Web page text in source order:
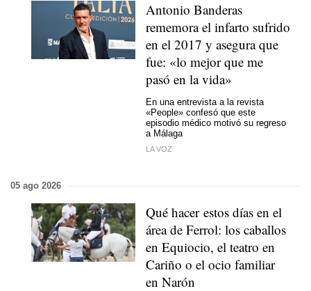
Antonio Banderas
rememora el infarto sufrido
en el 2017 y asegura que
fue: «lo mejor que me
pasó en la vida»
En una entrevista a la revista
«People» confesó que este
episodio médico motivó su regreso
a Málaga
LA VOZ
05 ago 2026
Qué hacer estos días en el
área de Ferrol: los caballos
en Equiocio, el teatro en
Cariño o el ocio familiar
en Narón